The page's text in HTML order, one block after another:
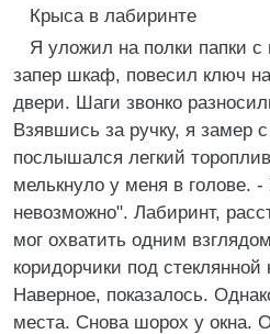
Крыса в лабиринте
Я уложил на полки папки с
запер шкаф, повесил ключ
двери. Шаги звонко
Взявшись за ручку, я замер
послышался легкий
мелькнуло у меня в голове.
невозможно". Лабиринт,
мог охватить одним
коридорчики под
Наверное, показалось.
места. Снова шорох у окна.